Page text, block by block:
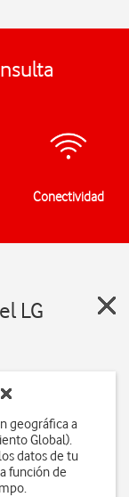
Conectividad
LG
geográfica a
Global).
datos de tu
función de